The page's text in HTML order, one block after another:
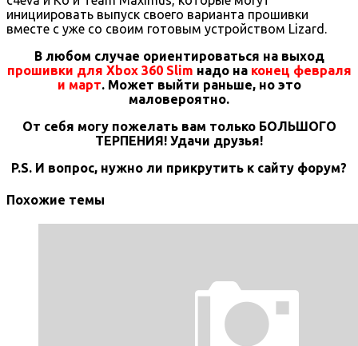
инициировать выпуск своего варианта прошивки
вместе с уже со своим готовым устройством Lizard.
В любом случае ориентироваться на выход
прошивки для Xbox 360 Slim надо на конец февраля
и март. Может выйти раньше, но это
маловероятно.
От себя могу пожелать вам только БОЛЬШОГО
ТЕРПЕНИЯ! Удачи друзья!
P.S. И вопрос, нужно ли прикрутить к сайту форум?
Похожие темы